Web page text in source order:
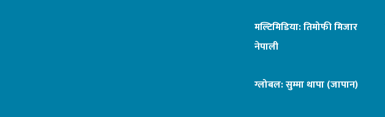
मल्टिमिडिया: तिमोफी मिजार
नेपाली
ग्लोबल: सुम्मा थापा (जापान)